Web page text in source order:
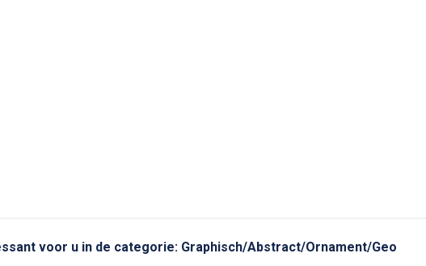
voor u in de categorie: Graphisch/Abstract/Ornament/Geo